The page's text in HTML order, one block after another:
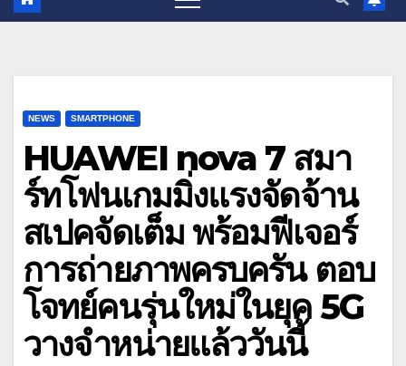
NEWS SMARTPHONE
HUAWEI nova 7 สมา
ร์ทโฟนเกมมิ่งแรงจัดจ้าน
สเปคจัดเต็ม พร้อมฟีเจอร์
การถ่ายภาพครบครัน ตอบ
โจทย์คนรุ่นใหม่ในยุค 5G
วางจำหน่ายแล้ววันนี้